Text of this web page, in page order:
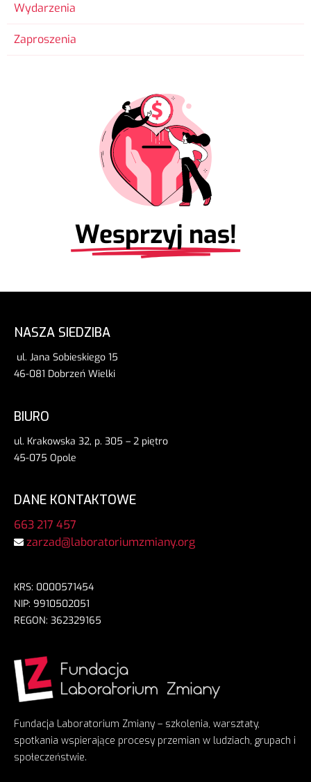
Wydarzenia
Zaproszenia
Wesprzyj nas!
Fundacja Laboratorium Zmiany – szkolenia, warsztaty,
spotkania wspierające procesy przemian w ludziach, grupach i
społeczeństwie.
NASZA SIEDZIBA
ul. Jana Sobieskiego 15
46-081 Dobrzeń Wielki
BIURO
ul. Krakowska 32, p. 305 – 2 piętro
45-075 Opole
DANE KONTAKTOWE
663 217 457
zarzad@laboratoriumzmiany.org
KRS: 0000571454
NIP: 9910502051
REGON: 362329165